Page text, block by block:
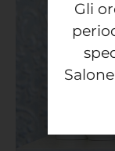
Gli
Salone